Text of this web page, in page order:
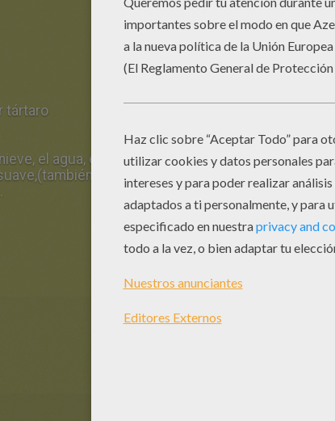
tártaro
el agua, el cremor tártaro y el azúcar en un bol.
sobre baño maría) batiendo hasta